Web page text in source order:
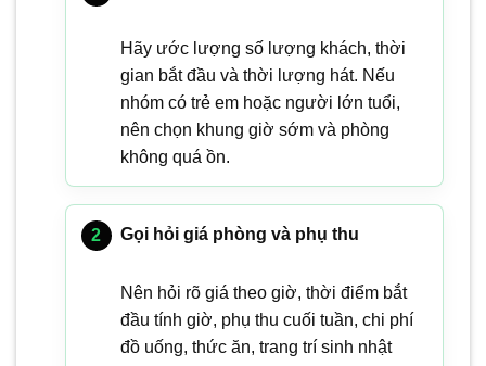
Hãy ước lượng số lượng khách, thời
gian bắt đầu và thời lượng hát. Nếu
nhóm có trẻ em hoặc người lớn tuổi,
nên chọn khung giờ sớm và phòng
không quá ồn.
Gọi hỏi giá phòng và phụ thu
Nên hỏi rõ giá theo giờ, thời điểm bắt
đầu tính giờ, phụ thu cuối tuần, chi phí
đồ uống, thức ăn, trang trí sinh nhật